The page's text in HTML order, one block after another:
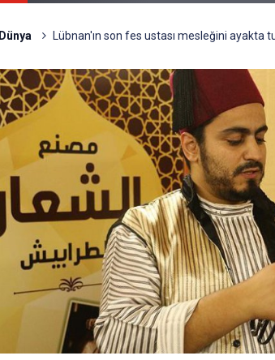
Dünya Lübnan'ın son fes ustası mesleğini ayakta